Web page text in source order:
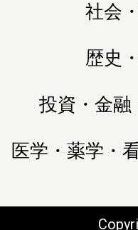
社会
歴史
投資・金融
医学・薬学・